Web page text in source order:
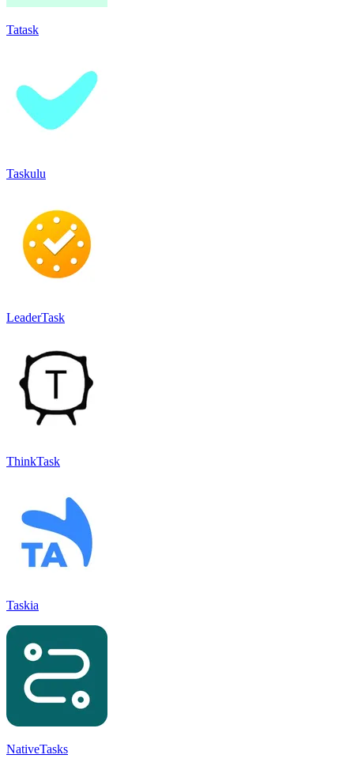
Tatask
Taskulu
LeaderTask
ThinkTask
Taskia
NativeTasks